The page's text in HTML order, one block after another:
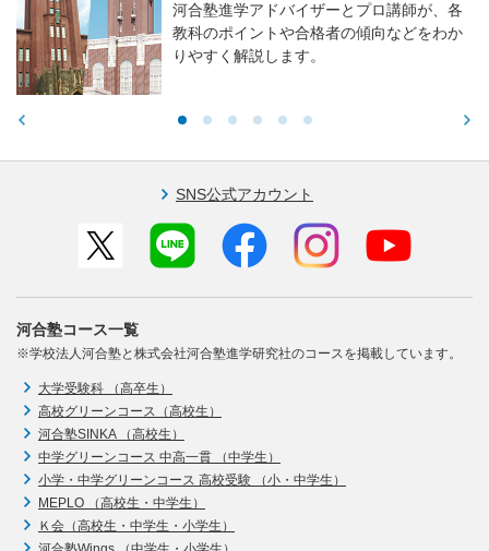
河合塾進学アドバイザーとプロ講師が、各
教科のポイントや合格者の傾向などをわか
りやすく解説します。
SNS公式アカウント
河合塾コース一覧
※学校法人河合塾と株式会社河合塾進学研究社のコースを掲載しています。
大学受験科 （高卒生）
高校グリーンコース（高校生）
河合塾SINKA （高校生）
中学グリーンコース 中高一貫 （中学生）
小学・中学グリーンコース 高校受験 （小・中学生）
MEPLO （高校生・中学生）
Ｋ会（高校生・中学生・小学生）